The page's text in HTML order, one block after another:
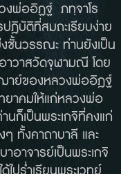
พ่ออิฏฐ์ ภทฺจาโร
ฎิบัติที่สมถะเรียบง่าย
ชั้นวรรณะ ท่านยังเป็น
าวาสวัดจุฬามณี โดย
ฌาย์ของหลวงพ่ออิฎฐ์
ยาคมให้แก่หลวงพ่อ
ก็เป็นพระเกจิที่คงแก่
ๆ ทั้งคาถาบาลี และ
อาจารย์เป็นพระเกจิ